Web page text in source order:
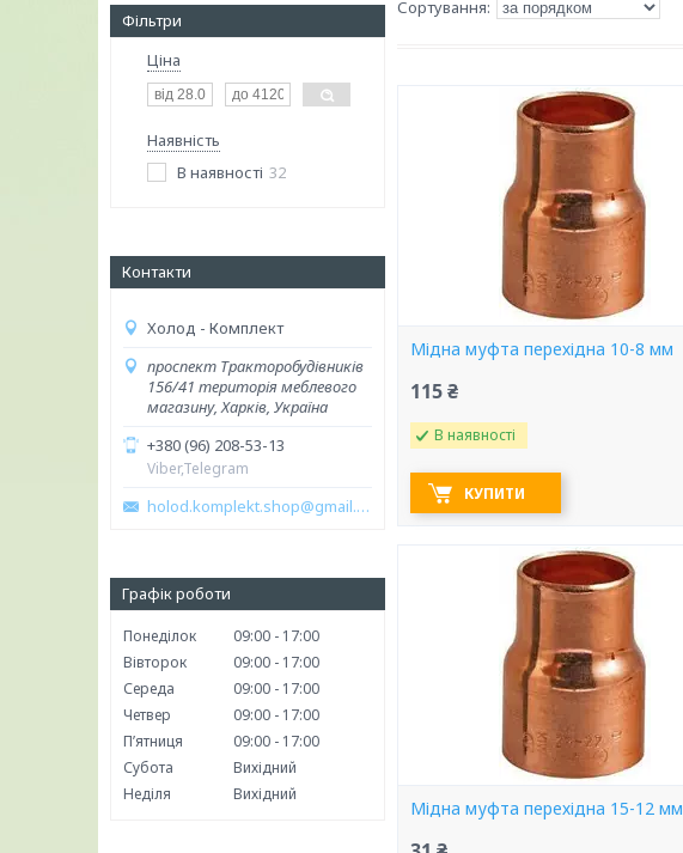
Фільтри
Ціна
Наявність
В наявності 32
Контакти
Холод - Комплект
проспект Тракторобудівників
156/41 територія меблевого
магазину, Харків, Україна
+380 (96) 208-53-13
Viber,Telegram
holod.komplekt.shop@gmail.com
Графік роботи
Понеділок 09:00
17:00
Вівторок
09:00
17:00
Середа
09:00
17:00
Четвер
09:00
17:00
Пʼятниця
09:00
17:00
Субота
Вихідний
Неділя
Вихідний
Мідна муфта перехідна 10-8 мм
115 ₴
В наявності
КУПИТИ
Мідна муфта перехідна 15-12 мм